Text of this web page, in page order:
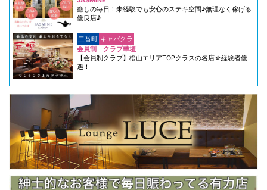
癒しの毎日！未経験でも安心のステキ空間♪無理なく稼げる
優良店♪
二番町 キャバクラ
会員制 クラブ華壇
【会員制クラブ】松山エリアTOPクラスの名店☆経験者優
遇！